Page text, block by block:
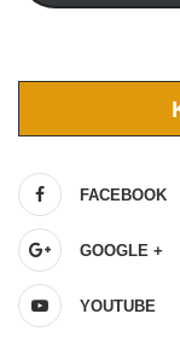
FACEBOOK
GOOGLE +
YOUTUBE